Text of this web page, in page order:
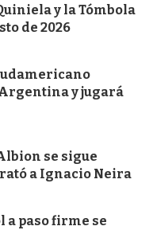
y la Tómbola
de 2026
y jugará
se sigue
a Ignacio Neira
a paso firme se